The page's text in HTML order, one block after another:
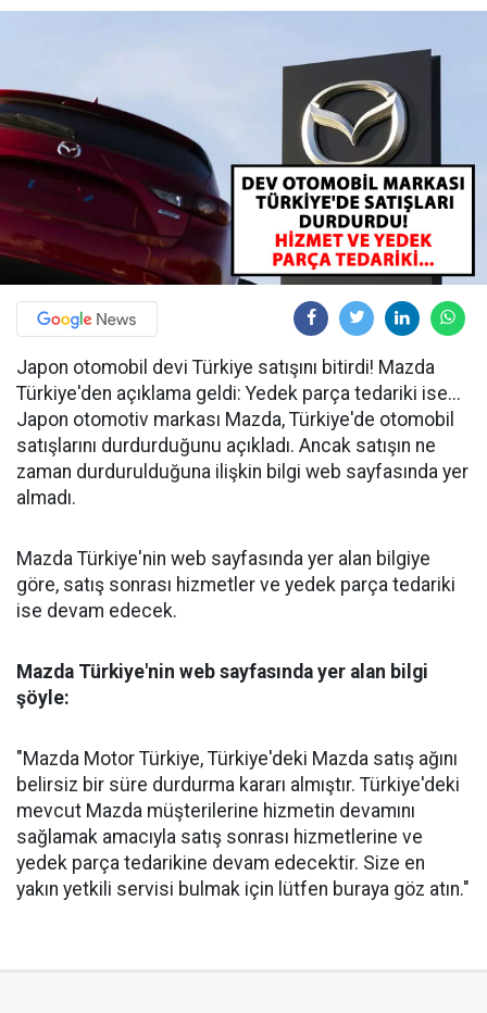
Japon otomobil devi Türkiye satışını bitirdi! Mazda
Türkiye'den açıklama geldi: Yedek parça tedariki ise...
Japon otomotiv markası Mazda, Türkiye'de otomobil
satışlarını durdurduğunu açıkladı. Ancak satışın ne
zaman durdurulduğuna ilişkin bilgi web sayfasında yer
almadı.
Mazda Türkiye'nin web sayfasında yer alan bilgiye
göre, satış sonrası hizmetler ve yedek parça tedariki
ise devam edecek.
Mazda Türkiye'nin web sayfasında yer alan bilgi
şöyle:
"Mazda Motor Türkiye, Türkiye'deki Mazda satış ağını
belirsiz bir süre durdurma kararı almıştır. Türkiye'deki
mevcut Mazda müşterilerine hizmetin devamını
sağlamak amacıyla satış sonrası hizmetlerine ve
yedek parça tedarikine devam edecektir. Size en
yakın yetkili servisi bulmak için lütfen buraya göz atın."